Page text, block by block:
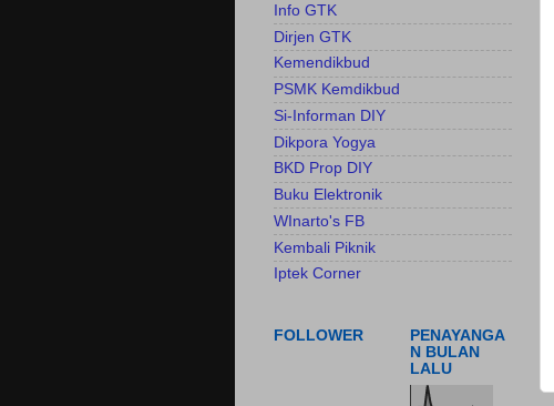
Info GTK
Dirjen GTK
Kemendikbud
PSMK Kemdikbud
Si-Informan DIY
Dikpora Yogya
BKD Prop DIY
Buku Elektronik
WInarto's FB
Kembali Piknik
Iptek Corner
FOLLOWER
PENAYANGA
N BULAN
LALU